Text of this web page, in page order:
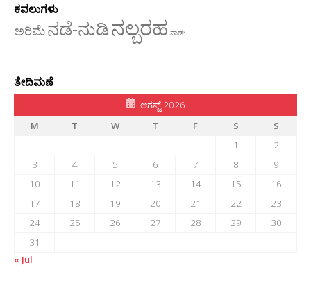
ಕವಲುಗಳು
ಅರಿಮೆನಡೆ-ನುಡಿನಲ್ಬರಹ ನಾಡು
ತೇದಿಮಣೆ
ಆಗಸ್ಟ್ 2026
M
T W T F S
S
1
2
3
4 5 6 7 8
9
10
11 12 13 14 15
16
17
18 19 20 21 22
23
24
25 26 27 28 29
30
31
« Jul